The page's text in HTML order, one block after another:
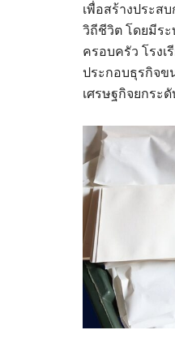
เพื่อสร้างประส
วิถีชีวิต โดยมีระ
ครอบครัว โรง
ประกอบธุรกิจข
เศรษฐกิจยกระ